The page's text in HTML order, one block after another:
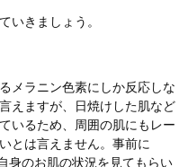
いきましょう。
メラニン色素にしか反応しな
えますが、日焼けした肌など
いるため、周囲の肌にもレー
とは言えません。事前に
身のお肌の状況を見てもらい